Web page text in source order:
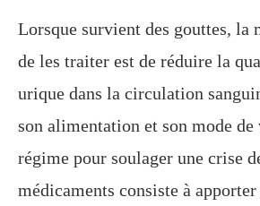
Lorsque survient des gouttes, la
de les traiter est de réduire la
urique dans la circulation
son alimentation et son mode
régime pour soulager une crise
médicaments consiste à apporter